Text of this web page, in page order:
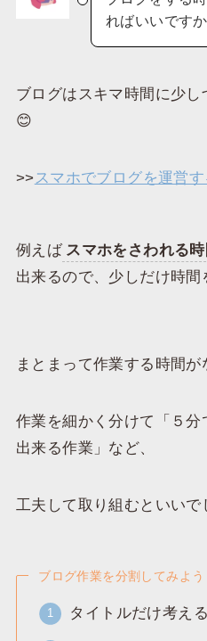
ればいいです
ブログはスキマ時間に少
😊
>>スマホでブログを運営
例えば スマホをさわれる時
出来るので、少しだけ時間
まとまって作業する時間が
作業を細かく分けて「５
出来る作業」など、
工夫して取り組むといいで
ブログ作業を分割してみよう
タイトルだけ考える